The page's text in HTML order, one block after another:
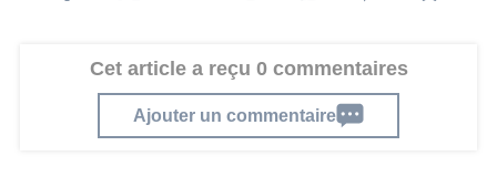
Cet article a reçu 0 commentaires
Ajouter un commentaire